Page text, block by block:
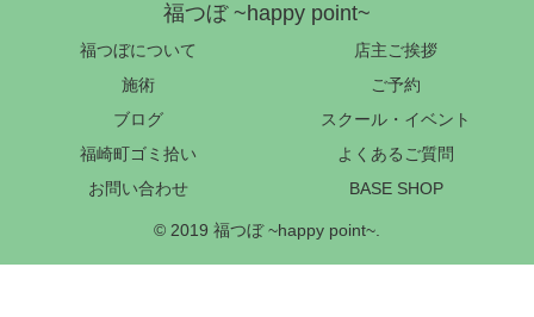
福つぼ ~happy point~
福つぼについて
店主ご挨拶
施術
ご予約
ブログ
スクール・イベント
福崎町ゴミ拾い
よくあるご質問
お問い合わせ
BASE SHOP
© 2019 福つぼ ~happy point~.